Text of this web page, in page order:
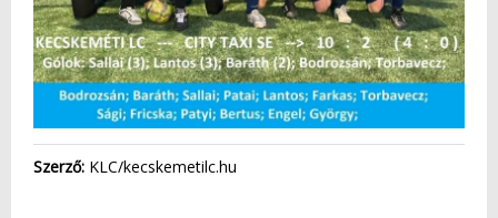
Szerző: KLC/kecskemetilc.hu